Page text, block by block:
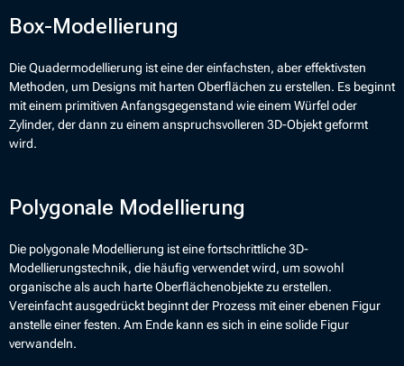
Box-Modellierung
Die Quadermodellierung ist eine der einfachsten, aber effektivsten
Methoden, um Designs mit harten Oberflächen zu erstellen. Es beginnt
mit einem primitiven Anfangsgegenstand wie einem Würfel oder
Zylinder, der dann zu einem anspruchsvolleren 3D-Objekt geformt
wird.
Polygonale Modellierung
Die polygonale Modellierung ist eine fortschrittliche 3D-
Modellierungstechnik, die häufig verwendet wird, um sowohl
organische als auch harte Oberflächenobjekte zu erstellen.
Vereinfacht ausgedrückt beginnt der Prozess mit einer ebenen Figur
anstelle einer festen. Am Ende kann es sich in eine solide Figur
verwandeln.